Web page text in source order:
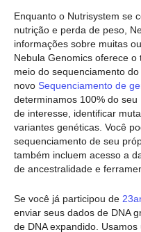
Enquanto o Nutrisystem se
nutrição e perda de peso,
informações sobre muitas
Nebula Genomics oferece
meio do sequenciamento
novo Sequenciamento de
determinamos 100% do
de interesse, identificar
variantes genéticas. Você
sequenciamento de seu
também incluem acesso a
de ancestralidade e
Se você já participou de
enviar seus dados de DNA
de DNA expandido.